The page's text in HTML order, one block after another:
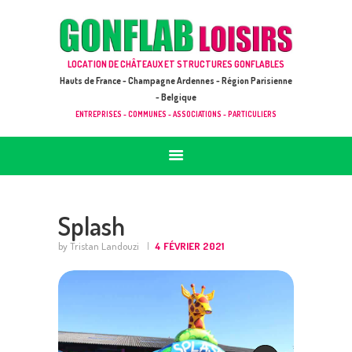
LOCATION DE CHÂTEAUX ET STRUCTURES GONFLABLES
Hauts de France - Champagne Ardennes - Région Parisienne
- Belgique
ENTREPRISES - COMMUNES - ASSOCIATIONS - PARTICULIERS
GONFLAB LOISIRS
ACCUEIL
JEUX À LOUER & PRESTATIONS
CATALOGUE / TARIF
DEMANDE DE DEVIS (SOUS 24H)
Splash
by Tristan Landouzi 4 FÉVRIER 2021